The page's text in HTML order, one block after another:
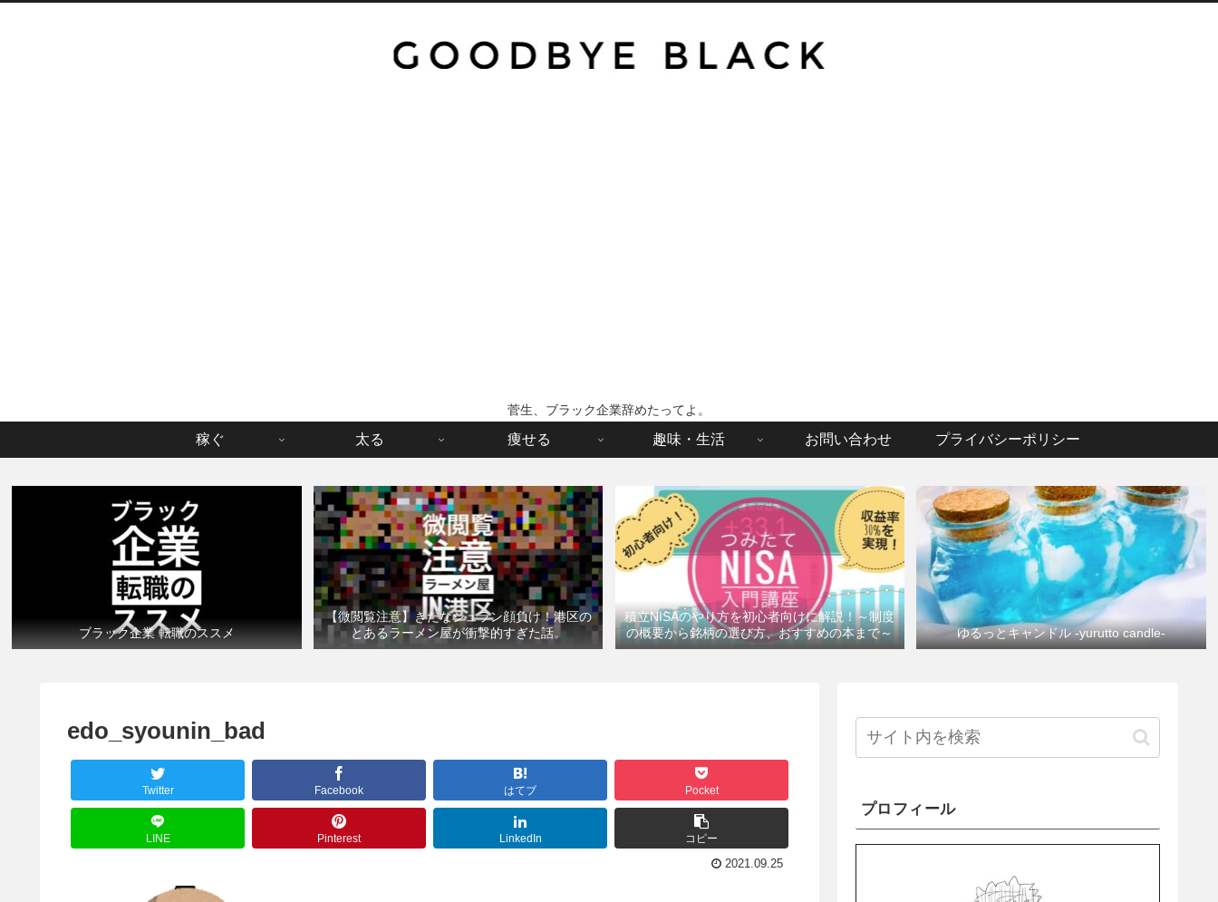
菅生、ブラック企業辞めたってよ。
稼ぐ 太る 痩せる 趣味・生活 お問い合わせ プライバシーポリシー
ブラック企業 転職のススメ
【微閲覧注意】きたなシュラン顔負け！港区の
とあるラーメン屋が衝撃的すぎた話。
積立NISAのやり方を初心者向けに解説！～制度
の概要から銘柄の選び方、おすすめの本まで～
ゆるっとキャンドル -yurutto candle-
edo_syounin_bad
Twitter Facebook はてブ Pocket
LINE Pinterest LinkedIn コピー
2021.09.25
プロフィール